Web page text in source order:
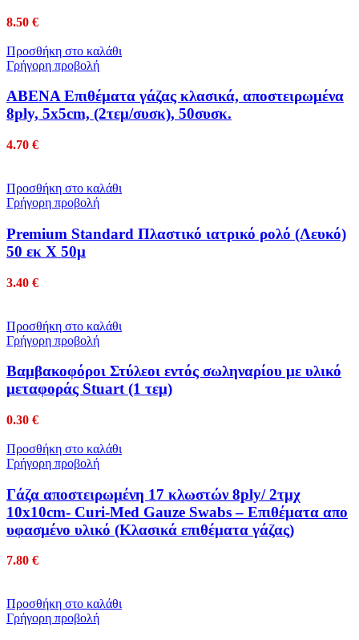
8.50 €
Προσθήκη στο καλάθι
Γρήγορη προβολή
ABENA Επιθέματα γάζας κλασικά, αποστειρωμένα
8ply, 5x5cm, (2τεμ/συσκ), 50συσκ.
4.70 €
Προσθήκη στο καλάθι
Γρήγορη προβολή
Premium Standard Πλαστικό ιατρικό ρολό (Λευκό)
50 εκ Χ 50μ
3.40 €
Προσθήκη στο καλάθι
Γρήγορη προβολή
Βαμβακοφόροι Στύλεοι εντός σωληναρίου με υλικό
μεταφοράς Stuart (1 τεμ)
0.30 €
Προσθήκη στο καλάθι
Γρήγορη προβολή
Γάζα αποστειρωμένη 17 κλωστών 8ply/ 2τμχ
10x10cm- Curi-Med Gauze Swabs – Επιθέματα απο
υφασμένο υλικό (Κλασικά επιθέματα γάζας)
7.80 €
Προσθήκη στο καλάθι
Γρήγορη προβολή